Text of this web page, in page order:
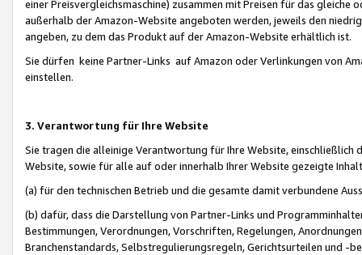
einer Preisvergleichsmaschine) zusammen mit Preisen für das
außerhalb der Amazon-Website angeboten werden, jeweils den
angeben, zu dem das Produkt auf der Amazon-Website erhältlich ist.
Sie dürfen keine Partner-Links auf Amazon oder Verlinkungen von
einstellen.
3. Verantwortung für Ihre Website
Sie tragen die alleinige Verantwortung für Ihre Website,
Website, sowie für alle auf oder innerhalb Ihrer Website gezeigte
(a) für den technischen Betrieb und die gesamte damit verbundene
(b) dafür, dass die Darstellung von Partner-Links und
Bestimmungen, Verordnungen, Vorschriften, Regelungen,
Branchenstandards, Selbstregulierungsregeln, Gerichtsurteilen und -